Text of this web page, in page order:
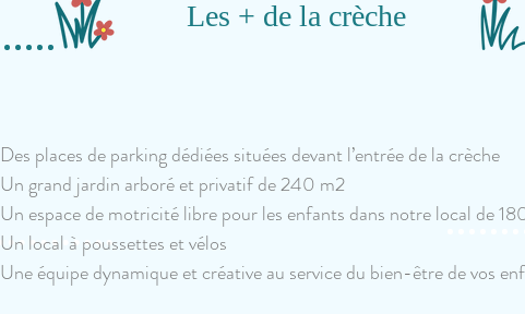
Les + de la crèche
Des places de parking dédiées situées devant l’entrée de la crèche
Un grand jardin arboré et privatif de 240 m2
Un espace de motricité libre pour les enfants dans notre local de
Un local à poussettes et vélos
Une équipe dynamique et créative au service du bien-être de vos